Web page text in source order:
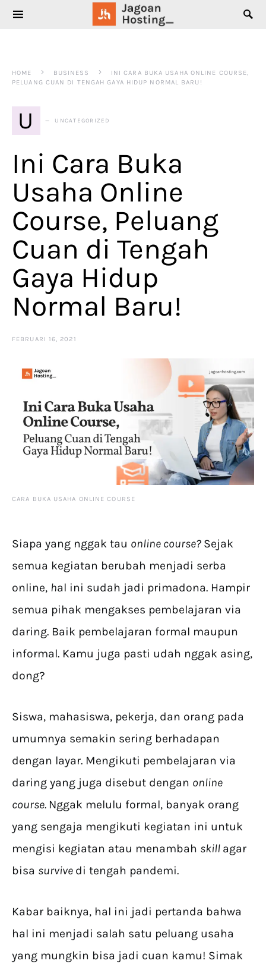
SEARCH FOR:
HOME BUSINESS
INI CARA BUKA USAHA ONLINE COURSE,
PELUANG CUAN DI TENGAH GAYA HIDUP NORMAL BARU!
U UNCATEGORIZED
Ini Cara Buka
Usaha Online
Course, Peluang
Cuan di Tengah
Gaya Hidup
Normal Baru!
FEBRUARI 16, 2021
CARA BUKA USAHA ONLINE COURSE
Siapa yang nggak tau online course? Sejak
semua kegiatan berubah menjadi serba
online, hal ini sudah jadi primadona. Hampir
semua pihak mengakses pembelajaran via
daring. Baik pembelajaran formal maupun
informal. Kamu juga pasti udah nggak asing,
dong?
Siswa, mahasiswa, pekerja, dan orang pada
umumnya semakin sering berhadapan
dengan layar. Mengikuti pembelajaran via
daring yang juga disebut dengan online
course. Nggak melulu formal, banyak orang
yang sengaja mengikuti kegiatan ini untuk
mengisi kegiatan atau menambah skill agar
bisa survive di tengah pandemi.
Kabar baiknya, hal ini jadi pertanda bahwa
hal ini menjadi salah satu peluang usaha
yang mungkin bisa jadi cuan kamu! Simak